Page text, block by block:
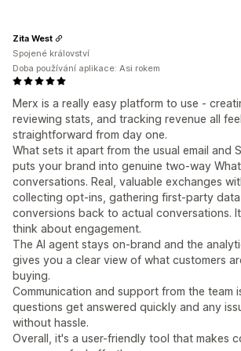
Merx is a really easy platform to use -
reviewing stats, and tracking revenue all
straightforward from day one.
What sets it apart from the usual email and
puts your brand into genuine two-way
conversations. Real, valuable exchanges
collecting opt-ins, gathering first-party
conversions back to actual conversations.
think about engagement.
The AI agent stays on-brand and the
gives you a clear view of what customers
buying.
Communication and support from the team
questions get answered quickly and any
without hassle.
Overall, it's a user-friendly tool that makes
Zita West
Spojené království
Doba používání aplikace: Asi rokem